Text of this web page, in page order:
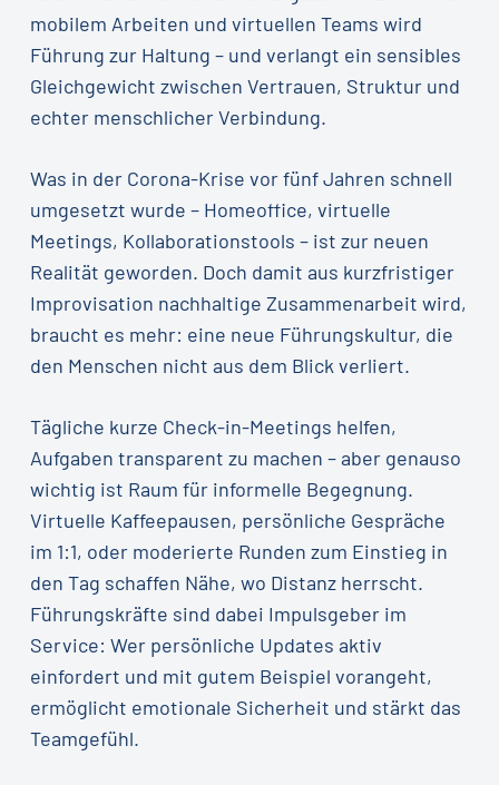
mobilem Arbeiten und virtuellen Teams wird
Führung zur Haltung – und verlangt ein sensibles
Gleichgewicht zwischen Vertrauen, Struktur und
echter menschlicher Verbindung.
Was in der Corona-Krise vor fünf Jahren schnell
umgesetzt wurde – Homeoffice, virtuelle
Meetings, Kollaborationstools – ist zur neuen
Realität geworden. Doch damit aus kurzfristiger
Improvisation nachhaltige Zusammenarbeit wird,
braucht es mehr: eine neue Führungskultur, die
den Menschen nicht aus dem Blick verliert.
Tägliche kurze Check-in-Meetings helfen,
Aufgaben transparent zu machen – aber genauso
wichtig ist Raum für informelle Begegnung.
Virtuelle Kaffeepausen, persönliche Gespräche
im 1:1, oder moderierte Runden zum Einstieg in
den Tag schaffen Nähe, wo Distanz herrscht.
Führungskräfte sind dabei Impulsgeber im
Service: Wer persönliche Updates aktiv
einfordert und mit gutem Beispiel vorangeht,
ermöglicht emotionale Sicherheit und stärkt das
Teamgefühl.